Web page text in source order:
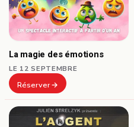
La magie des émotions
LE 12 SEPTEMBRE
Réserver